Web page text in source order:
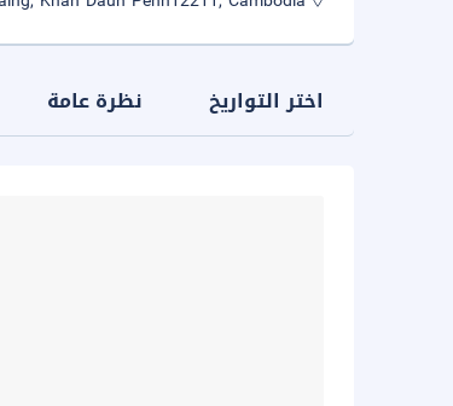
اختر التواريخ نظرة عامة